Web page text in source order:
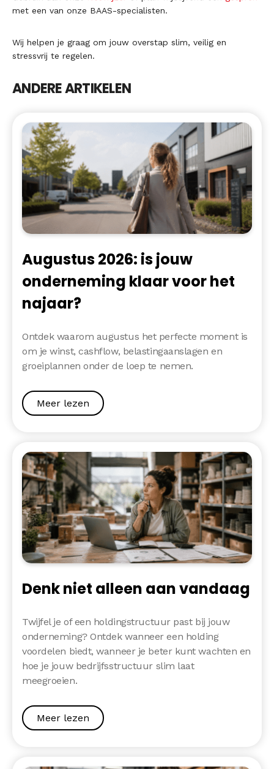
met een van onze BAAS-specialisten.
Wij helpen je graag om jouw overstap slim, veilig en
stressvrij te regelen.
ANDERE ARTIKELEN
Augustus 2026: is jouw
onderneming klaar voor het
najaar?
Ontdek waarom augustus het perfecte moment is
om je winst, cashflow, belastingaanslagen en
groeiplannen onder de loep te nemen.
Meer lezen
Denk niet alleen aan vandaag
Twijfel je of een holdingstructuur past bij jouw
onderneming? Ontdek wanneer een holding
voordelen biedt, wanneer je beter kunt wachten en
hoe je jouw bedrijfsstructuur slim laat
meegroeien.
Meer lezen